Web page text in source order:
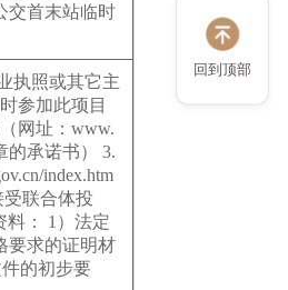
交首末站临时
执照或其它主
参加此项目
网址：www.
的承诺书） 3.
index.htm
联合体投
料： 1）法定
要求的证明材
的初步要
回到顶部